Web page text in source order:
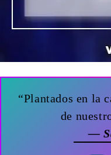
“Plantados en la
de
—